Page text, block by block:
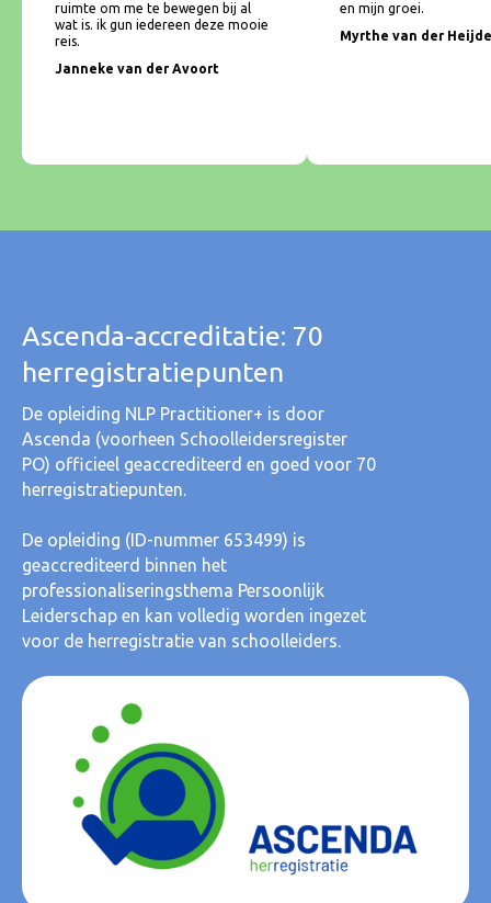
ruimte om me te bewegen bij al
wat is. ik gun iedereen deze mooie
reis.
Janneke van der Avoort
en mijn groei.
Myrthe van der
Ascenda‑accreditatie: 70
herregistratiepunten
De opleiding NLP Practitioner+ is door
Ascenda (voorheen Schoolleidersregister
PO) officieel geaccrediteerd en goed voor 70
herregistratiepunten.
De opleiding (ID-nummer 653499) is
geaccrediteerd binnen het
professionaliseringsthema Persoonlijk
Leiderschap en kan volledig worden ingezet
voor de herregistratie van schoolleiders.